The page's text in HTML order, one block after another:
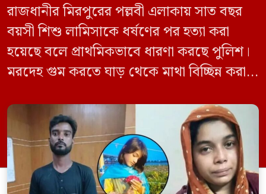
রাজধানীর মিরপুরের পল্লবী এলাকায় সাত বছর
বয়সী শিশু লামিসাকে ধর্ষণের পর হত্যা করা
হয়েছে বলে প্রাথমিকভাবে ধারণা করছে পুলিশ।
মরদেহ গুম করতে ঘাড় থেকে মাথা বিচ্ছিন্ন করা
চালানো হয় এই নৃশংস হত্যাকাণ্ডে পাশের ফ্ল্যাটের
ভাড়াটিয়া সোহেল রানা (৩০) ও তার স্ত্রী স্বপ্না
আক্তারকে (২৬) মাত্র ৭ ঘণ্টার […]